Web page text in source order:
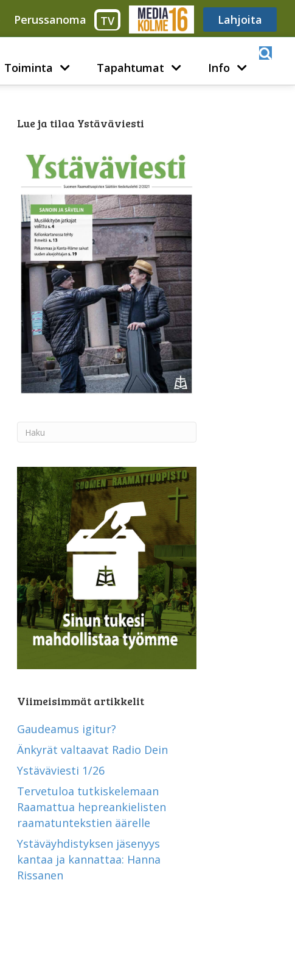
Perussanoma TV Media316 Lahjoita
Toiminta Tapahtumat Info
Lue ja tilaa Ystäväviesti
Viimeisimmät artikkelit
Gaudeamus igitur?
Änkyrät valtaavat Radio Dein
Ystäväviesti 1/26
Tervetuloa tutkiskelemaan
Raamattua hepreankielisten
raamatuntekstien äärelle
Ystäväyhdistyksen jäsenyys
kantaa ja kannattaa: Hanna
Rissanen